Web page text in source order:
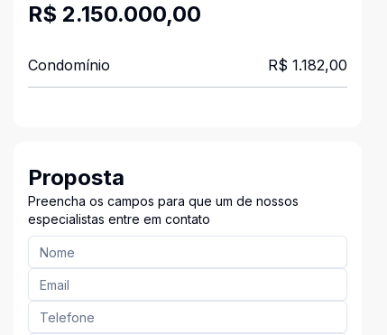
R$ 2.150.000,00
Condomínio R$ 1.182,00
Proposta
Preencha os campos para que um de nossos
especialistas entre em contato